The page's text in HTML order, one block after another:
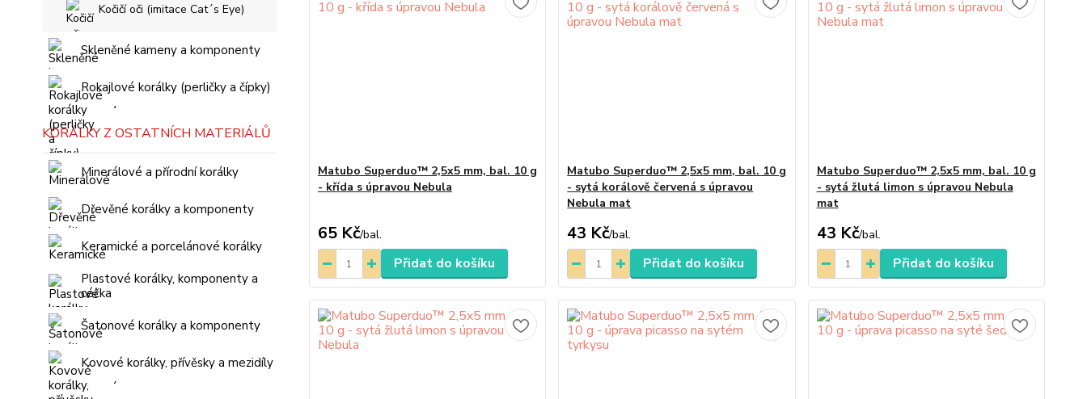
Kočičí oči (imitace Cat´s Eye)
Skleněné kameny a komponenty
Rokajlové korálky (perličky a čípky)
KORÁLKY Z OSTATNÍCH MATERIÁLŮ
Minerálové a přírodní korálky
Dřevěné korálky a komponenty
Keramické a porcelánové korálky
Plastové korálky, komponenty a
céčka
Šatonové korálky a komponenty
Kovové korálky, přívěsky a mezidíly
Matubo Superduo™ 2,5x5 mm, bal. 10 g
- křída s úpravou Nebula
65 Kč/bal.
Přidat do košíku
Matubo Superduo™ 2,5x5 mm, bal. 10 g
- sytá korálově červená s úpravou
Nebula mat
43 Kč/bal.
Přidat do košíku
Matubo Superduo™ 2,5x5 mm, bal. 10 g
- sytá žlutá limon s úpravou Nebula
mat
43 Kč/bal.
Přidat do košíku